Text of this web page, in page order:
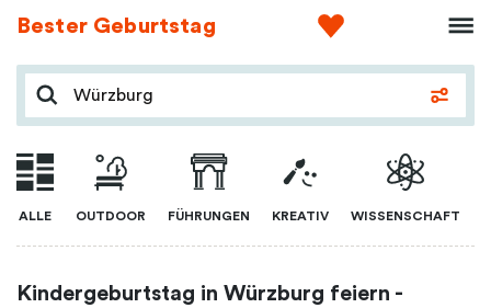
Bester Geburtstag
ALLE OUTDOOR FÜHRUNGEN KREATIV WISSENSCHAFT
Kindergeburtstag in Würzburg feiern -